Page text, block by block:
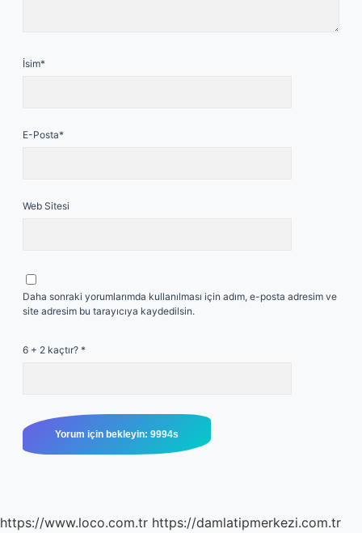
İsim*
E-Posta*
Web Sitesi
Daha sonraki yorumlarımda kullanılması için adım, e-posta adresim ve
site adresim bu tarayıcıya kaydedilsin.
6 + 2 kaçtır? *
https://www.loco.com.tr https://damlatipmerkezi.com.tr